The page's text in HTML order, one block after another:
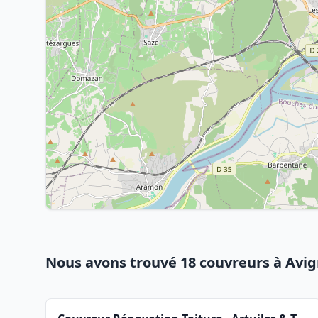
Nous avons trouvé 18 couvreurs à